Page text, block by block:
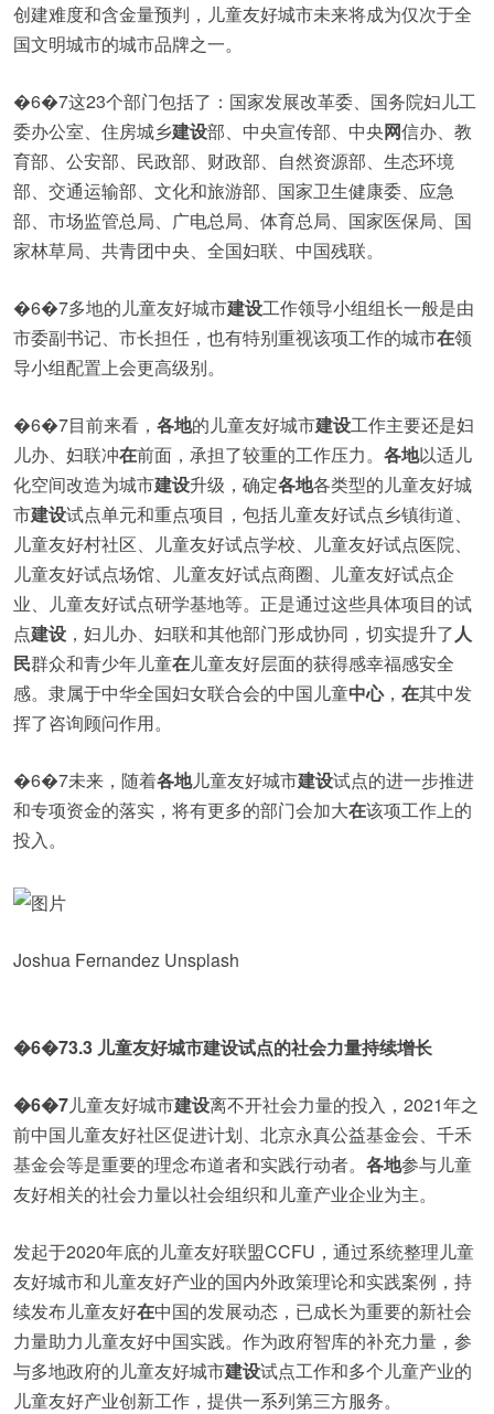
创建难度和含金量预判，儿童友好城市未来将成为仅次于全
国文明城市的城市品牌之一。
�6�7这23个部门包括了：国家发展改革委、国务院妇儿工
委办公室、住房城乡建设部、中央宣传部、中央网信办、教
育部、公安部、民政部、财政部、自然资源部、生态环境
部、交通运输部、文化和旅游部、国家卫生健康委、应急
部、市场监管总局、广电总局、体育总局、国家医保局、国
家林草局、共青团中央、全国妇联、中国残联。
�6�7多地的儿童友好城市建设工作领导小组组长一般是由
市委副书记、市长担任，也有特别重视该项工作的城市在领
导小组配置上会更高级别。
�6�7目前来看， 各地的儿童友好城市建设工作主要还是妇
儿办、妇联冲在前面，承担了较重的工作压力。 各地以适儿
化空间改造为城市建设升级，确定各地各类型的儿童友好城
市建设试点单元和重点项目，包括儿童友好试点乡镇街道、
儿童友好村社区、儿童友好试点学校、儿童友好试点医院、
儿童友好试点场馆、儿童友好试点商圈、儿童友好试点企
业、儿童友好试点研学基地等。正是通过这些具体项目的试
点建设 ，妇儿办、妇联和其他部门形成协同，切实提升了人
民群众和青少年儿童在儿童友好层面的获得感幸福感安全
感。隶属于中华全国妇女联合会的中国儿童中心， 在其中发
挥了咨询顾问作用。
�6�7未来，随着各地儿童友好城市建设试点的进一步推进
和专项资金的落实，将有更多的部门会加大在该项工作上的
投入。
Joshua Fernandez Unsplash
�6�73.3 儿童友好城市建设试点的社会力量持续增长
�6�7儿童友好城市建设离不开社会力量的投入，2021年之
前中国儿童友好社区促进计划、北京永真公益基金会、千禾
基金会等是重要的理念布道者和实践行动者。 各地参与儿童
友好相关的社会力量以社会组织和儿童产业企业为主。
发起于2020年底的儿童友好联盟CCFU，通过系统整理儿童
友好城市和儿童友好产业的国内外政策理论和实践案例，持
续发布儿童友好在中国的发展动态，已成长为重要的新社会
力量助力儿童友好中国实践。作为政府智库的补充力量，参
与多地政府的儿童友好城市建设试点工作和多个儿童产业的
儿童友好产业创新工作，提供一系列第三方服务。